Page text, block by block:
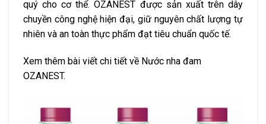
quý cho cơ thể. OZANEST được sản xuất trên dây
chuyền công nghệ hiện đại, giữ nguyên chất lượng tự
nhiên và an toàn thực phẩm đạt tiêu chuẩn quốc tế.
Xem thêm bài viết chi tiết về Nước nha đam
OZANEST.